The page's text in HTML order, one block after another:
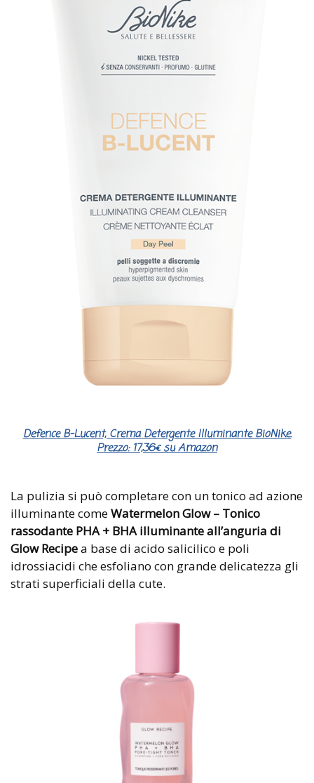
Defence B-Lucent, Crema Detergente Illuminante BioNike.
Prezzo: 17,36€ su Amazon
La pulizia si può completare con un tonico ad azione
illuminante comeWatermelon Glow – Tonico
rassodante PHA + BHA illuminante all’anguria di
Glow Recipea base di acido salicilico e poli
idrossiacidi che esfoliano con grande delicatezza gli
strati superficiali della cute.